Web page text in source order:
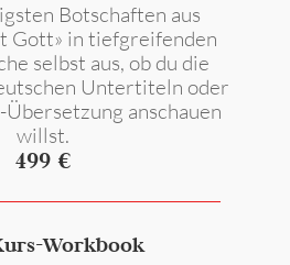
Botschaften aus
Gott» in tiefgreifenden
selbst aus, ob du die
Untertiteln oder
anschauen
willst.
499 €
Workbook